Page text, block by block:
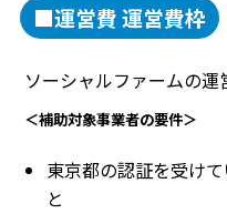
■運営費 運営費枠
ソーシャルファームの運
＜補助対象事業者の要件＞
東京都の認証を受け
と